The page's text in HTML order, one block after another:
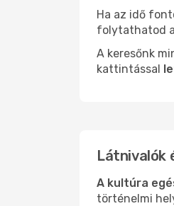
Ha az idő
folytathatod
A keresőnk
kattintással
Látnivalók
A kultúra
történelmi